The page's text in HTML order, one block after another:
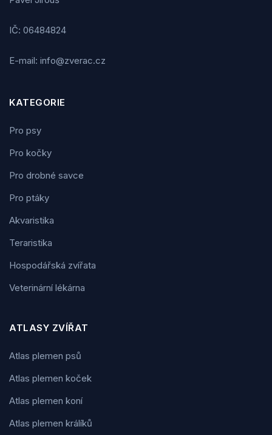
IČ: 06484824
E-mail: info@zverac.cz
KATEGORIE
Pro psy
Pro kočky
Pro drobné savce
Pro ptáky
Akvaristika
Teraristika
Hospodářská zvířata
Veterinární lékárna
ATLASY ZVÍŘAT
Atlas plemen psů
Atlas plemen koček
Atlas plemen koní
Atlas plemen králíků